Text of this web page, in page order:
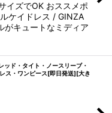
イズでOK おススメポ
ケイドレス / GINZA
がキュートなミディア
ド・タイト・ノースリーブ・
ス・ワンピース[即日発送][大き